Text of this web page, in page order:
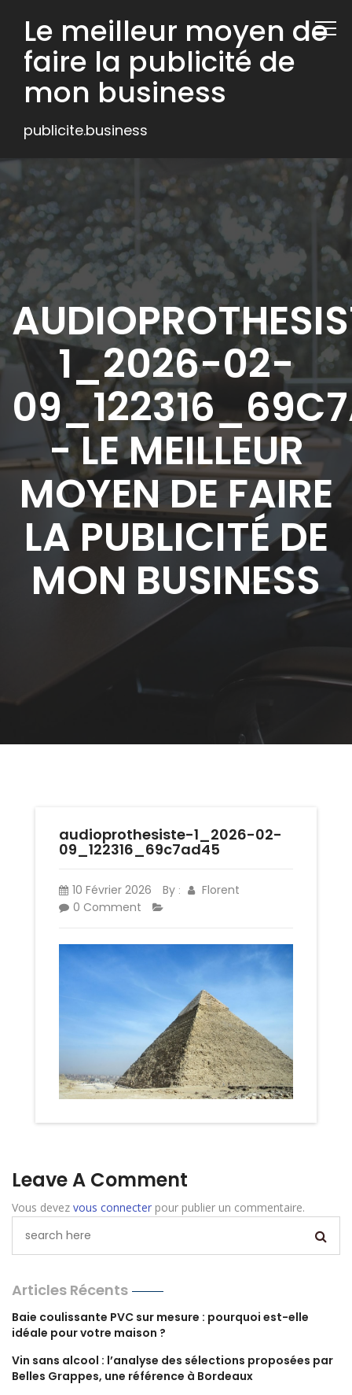
Le meilleur moyen de
faire la publicité de
mon business
publicite.business
1_2026-02-
- LE MEILLEUR
MOYEN DE FAIRE
LA PUBLICITÉ DE
MON BUSINESS
audioprothesiste-1_2026-02-
09_122316_69c7ad45
10 Février 2026 By :
Florent
0 Comment
Leave A Comment
Vous devez vous connecter pour publier un commentaire.
Articles Récents
Baie coulissante PVC sur mesure : pourquoi est-elle
idéale pour votre maison ?
Vin sans alcool : l’analyse des sélections proposées par
Belles Grappes, une référence à Bordeaux